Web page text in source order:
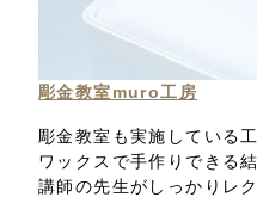
彫金教室muro工房
彫金教室も実施している工
ワックスで手作りできる
講師の先生がしっかりレ